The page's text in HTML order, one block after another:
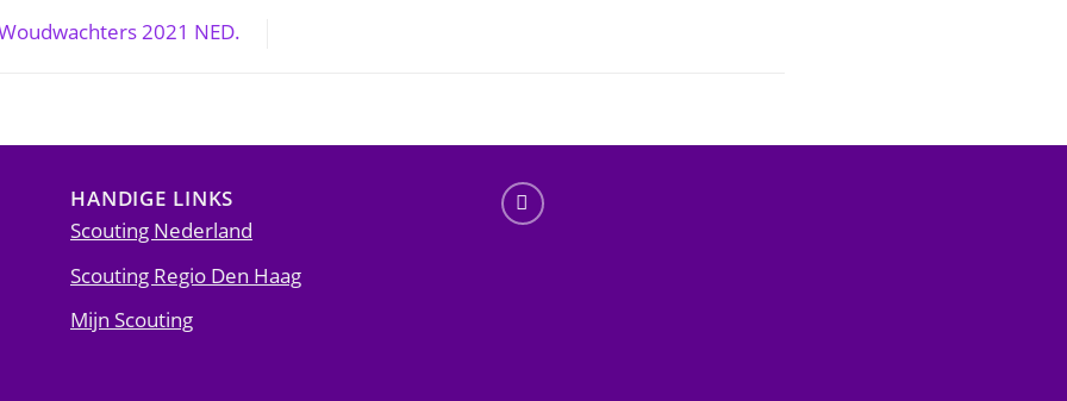
2021 NED.
HANDIGE LINKS
Scouting Nederland
Scouting Regio Den Haag
Mijn Scouting